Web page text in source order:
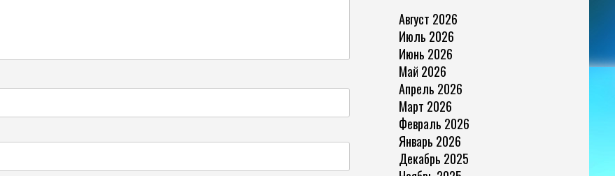
Август 2026
Июль 2026
Июнь 2026
Май 2026
Апрель 2026
Март 2026
Февраль 2026
Январь 2026
Декабрь 2025